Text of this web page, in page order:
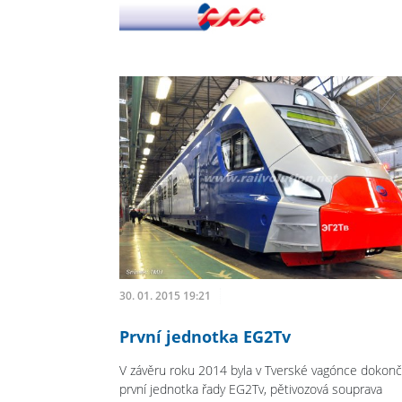
30. 01. 2015 19:21
První jednotka EG2Tv
V závěru roku 2014 byla v Tverské vagónce
první jednotka řady EG2Tv, pětivozová souprava